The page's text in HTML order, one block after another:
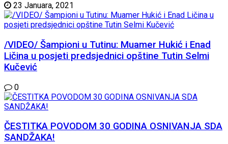
23 Januara, 2021
/VIDEO/ Šampioni u Tutinu: Muamer Hukić i Enad
Ličina u posjeti predsjednici opštine Tutin Selmi
Kučević
0
ČESTITKA POVODOM 30 GODINA OSNIVANJA SDA
SANDŽAKA!